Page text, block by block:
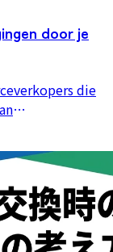
door je
die
fouten